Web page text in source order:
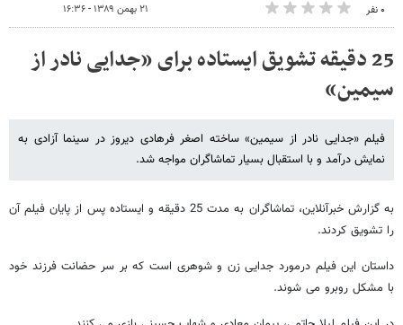
۰ نفر ۲۱ بهمن ۱۳۸۹ - ۱۶:۳۶
25 دقیقه تشویق ایستاده برای «جدایی نادر از
سیمین»
فیلم «جدایی نادر از سیمین» ساخته اصغر فرهادی دیروز در سینما آزادی به
نمایش درآمد و با استقبال بسیار تماشاگران مواجه شد.
به گزارش خبرآنلاین، تماشاگران به مدت 25 دقیقه و ایستاده پس از پایان فیلم آن
را تشویق کردند.
داستان این فیلم درمورد جدایی زن و شوهری است که بر سر حضانت فرزند خود
با مشکل روبرو می شوند.